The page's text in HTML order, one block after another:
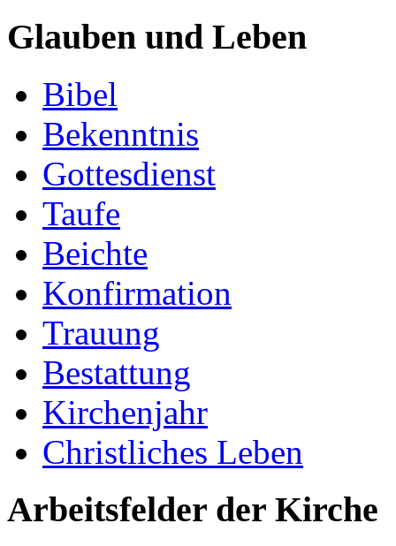
Glauben und Leben
Bibel
Bekenntnis
Gottesdienst
Taufe
Beichte
Konfirmation
Trauung
Bestattung
Kirchenjahr
Christliches Leben
Arbeitsfelder der Kirche